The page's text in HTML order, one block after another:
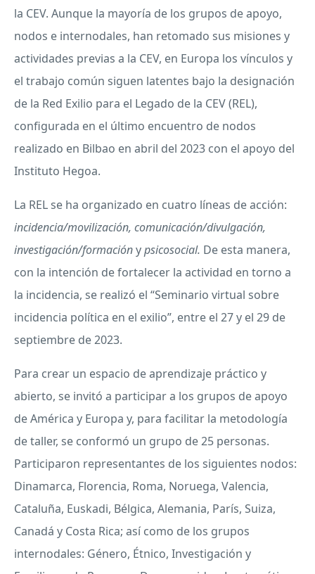
la CEV. Aunque la mayoría de los grupos de apoyo,
nodos e internodales, han retomado sus misiones y
actividades previas a la CEV, en Europa los vínculos y
el trabajo común siguen latentes bajo la designación
de la Red Exilio para el Legado de la CEV (REL),
configurada en el último encuentro de nodos
realizado en Bilbao en abril del 2023 con el apoyo del
Instituto Hegoa.
La REL se ha organizado en cuatro líneas de acción:
incidencia/movilización, comunicación/divulgación,
investigación/formaciónypsicosocial. De esta manera,
con la intención de fortalecer la actividad en torno a
la incidencia, se realizó el “Seminario virtual sobre
incidencia política en el exilio”, entre el 27 y el 29 de
septiembre de 2023.
Para crear un espacio de aprendizaje práctico y
abierto, se invitó a participar a los grupos de apoyo
de América y Europa y, para facilitar la metodología
de taller, se conformó un grupo de 25 personas.
Participaron representantes de los siguientes nodos:
Dinamarca, Florencia, Roma, Noruega, Valencia,
Cataluña, Euskadi, Bélgica, Alemania, París, Suiza,
Canadá y Costa Rica; así como de los grupos
internodales: Género, Étnico, Investigación y